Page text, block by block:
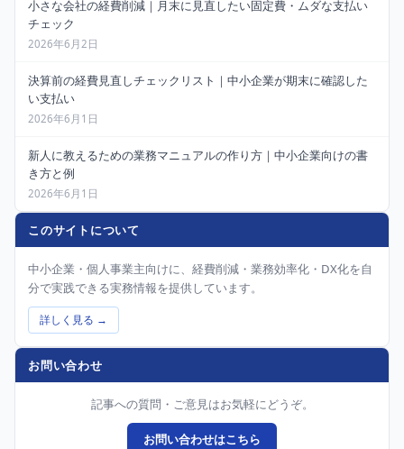
小さな会社の経費削減｜月末に見直したい固定費・ムダな支払い
チェック
2026年6月2日
決算前の経費見直しチェックリスト｜中小企業が期末に確認した
い支払い
2026年6月1日
新人に教えるための業務マニュアルの作り方｜中小企業向けの書
き方と例
2026年6月1日
このサイトについて
中小企業・個人事業主向けに、経費削減・業務効率化・DX化を自
分で実践できる実務情報を提供しています。
詳しく見る →
お問い合わせ
記事への質問・ご意見はお気軽にどうぞ。
お問い合わせはこちら